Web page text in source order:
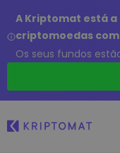
A Kriptomat está
criptomoedas com
Os seus fundos